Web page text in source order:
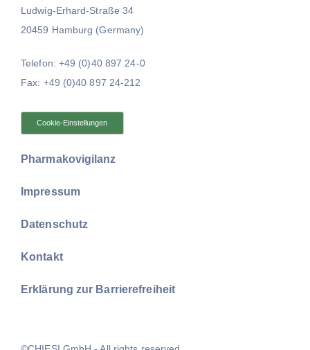
Ludwig‑Erhard‑Straße 34
20459 Hamburg (Germany)
Telefon: +49 (0)40 897 24-0
Fax: +49 (0)40 897 24-212
Cookie-Einstellungen
Pharmakovigilanz
Impressum
Datenschutz
Kontakt
Erklärung zur Barrierefreiheit